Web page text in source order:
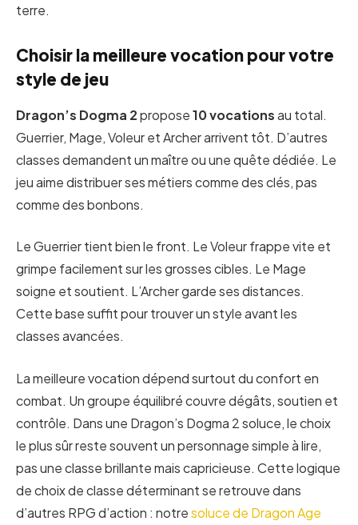
terre.
Choisir la meilleure vocation pour votre
style de jeu
Dragon’s Dogma 2propose10 vocationsau total.
Guerrier, Mage, Voleur et Archer arrivent tôt. D’autres
classes demandent un maître ou une quête dédiée. Le
jeu aime distribuer ses métiers comme des clés, pas
comme des bonbons.
Le Guerrier tient bien le front. Le Voleur frappe vite et
grimpe facilement sur les grosses cibles. Le Mage
soigne et soutient. L’Archer garde ses distances.
Cette base suffit pour trouver un style avant les
classes avancées.
La meilleure vocation dépend surtout du confort en
combat. Un groupe équilibré couvre dégâts, soutien et
contrôle. Dans une Dragon’s Dogma 2 soluce, le choix
le plus sûr reste souvent un personnage simple à lire,
pas une classe brillante mais capricieuse. Cette logique
de choix de classe déterminant se retrouve dans
d’autres RPG d’action : notresoluce de Dragon Age